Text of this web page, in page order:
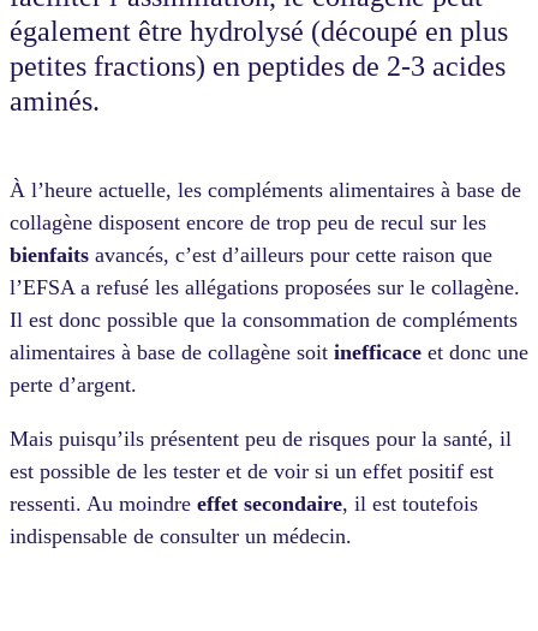
également être hydrolysé (découpé en plus
petites fractions) en peptides de 2-3 acides
aminés.
À l’heure actuelle, les compléments alimentaires à base de
collagène disposent encore de trop peu de recul sur les
bienfaits avancés, c’est d’ailleurs pour cette raison que
l’EFSA a refusé les allégations proposées sur le collagène.
Il est donc possible que la consommation de compléments
alimentaires à base de collagène soit inefficace et donc une
perte d’argent.
Mais puisqu’ils présentent peu de risques pour la santé, il
est possible de les tester et de voir si un effet positif est
ressenti. Au moindre effet secondaire, il est toutefois
indispensable de consulter un médecin.